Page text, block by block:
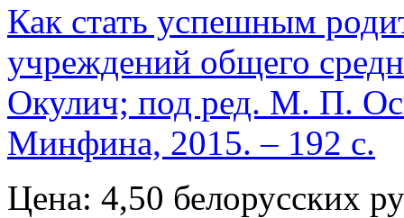
Как стать успешным
учреждений общего
Окулич; под ред. М. П.
Минфина, 2015. – 192 с.
Цена: 4,50 белорусских